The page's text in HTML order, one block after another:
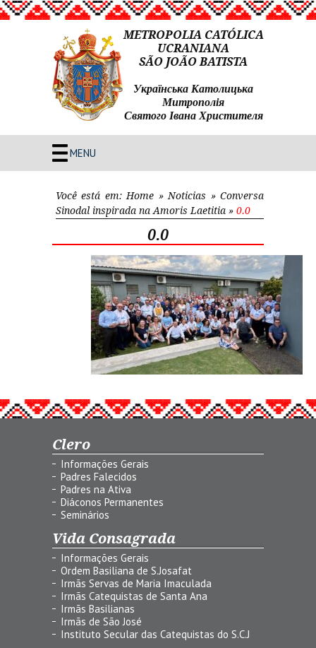
METROPOLIA CATÓLICA
UCRANIANA
SÃO JOÃO BATISTA
Українська Католицька
Митрополія
Святого Івана Христителя
MENU
Você está em: Home » Noticias »Conversa
Sinodal inspirada na Amoris Laetitia » 0.0
0.0
Clero
Informações Gerais
Padres Falecidos
Padres na Ativa
Diáconos Permanentes
Seminários
Vida Consagrada
Informações Gerais
Ordem Basiliana de S.Josafat
Irmãs Servas de Maria Imaculada
Irmãs Catequistas de Santa Ana
Irmãs Basilianas
Irmãs de São José
Instituto Secular das Catequistas do S.C.J